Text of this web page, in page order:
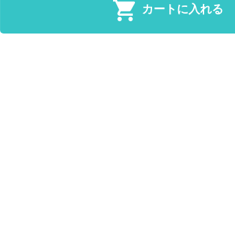
カートに入れる